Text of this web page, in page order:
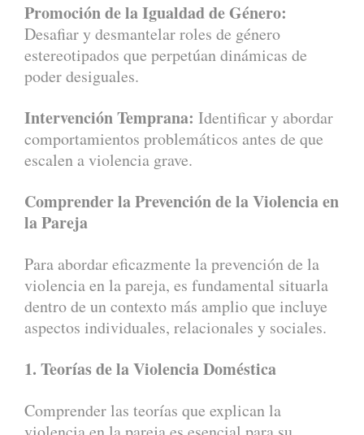
Promoción de la Igualdad de Género:
Desafiar y desmantelar roles de género
estereotipados que perpetúan dinámicas de
poder desiguales.
Intervención Temprana: Identificar y abordar
comportamientos problemáticos antes de que
escalen a violencia grave.
Comprender la Prevención de la Violencia en
la Pareja
Para abordar eficazmente la prevención de la
violencia en la pareja, es fundamental situarla
dentro de un contexto más amplio que incluye
aspectos individuales, relacionales y sociales.
1. Teorías de la Violencia Doméstica
Comprender las teorías que explican la